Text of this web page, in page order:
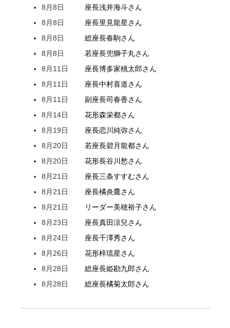
8月8日
座長浅井海斗さん
8月8日
座長里見龍星さん
8月8日
総座長春駒さん
8月8日
若座長兜獅子丸さん
8月11日
座長博多家桃太郎さん
8月11日
座長中村喜道さん
8月11日
副座長司春香さん
8月14日
花形森栄都さん
8月19日
座長恋川純弥さん
8月20日
若座長碧月龍都さん
8月20日
花形長谷川愁さん
8月21日
座長三条すすむさん
8月21日
座長橘炎鷹さん
8月21日
リーダー美穂裕子さん
8月23日
座長真田涼兒さん
8月24日
座長千澤秀さん
8月26日
花形梓琉星さん
8月28日
総座長姫勘九郎さん
8月28日
総座長橘菊太郎さん